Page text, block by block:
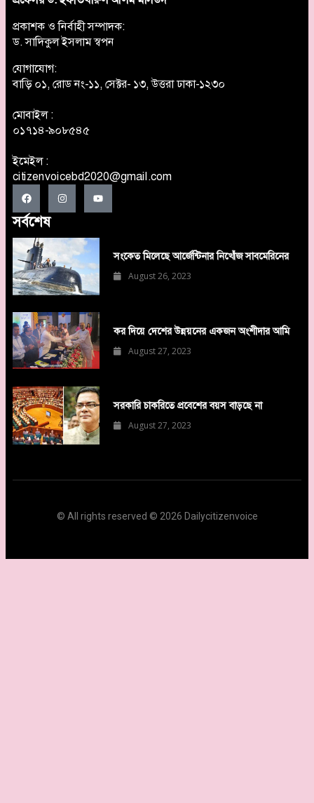
প্রকাশক ও নির্বাহী সম্পাদক:
ড. সাদিকুল ইসলাম স্বপন
যোগাযোগ:
বাড়ি ০১, রোড নং-১১, সেক্টর- ১৩, উত্তরা ঢাকা-১২৩০
মোবাইল :
০১৭১৪-৯০৮৫৪৫
ইমেইল :
citizenvoicebd2020@gmail.com
সর্বশেষ
সংকেত মিলেছে আর্জেন্টিনার নিখোঁজ সাবমেরিনের
August 26, 2023
কর দিয়ে দেশের উন্নয়নের একজন অংশীদার আমি
August 27, 2023
সরকারি চাকরিতে প্রবেশের বয়স বাড়ছে না
August 27, 2023
© All rights reserved © 2026 Dailycitizenvoice